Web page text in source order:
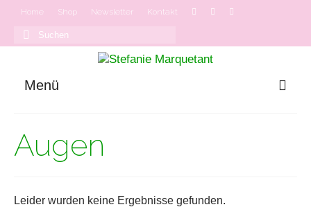
Home Shop Newsletter Kontakt
Suchen
Menü
Onlinekurse
Augen
Leider wurden keine Ergebnisse gefunden.